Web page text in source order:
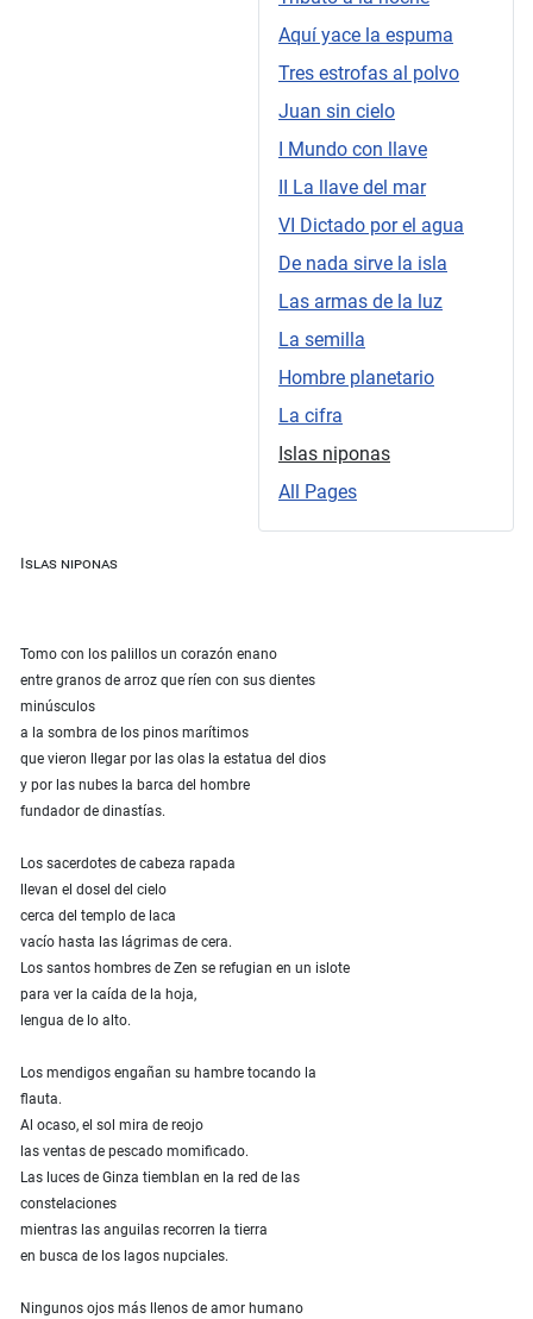
Aquí yace la espuma
Tres estrofas al polvo
Juan sin cielo
I Mundo con llave
II La llave del mar
VI Dictado por el agua
De nada sirve la isla
Las armas de la luz
La semilla
Hombre planetario
La cifra
Islas niponas
All Pages
Islas niponas
Tomo con los palillos un corazón enano
entre granos de arroz que ríen con sus dientes
minúsculos
a la sombra de los pinos marítimos
que vieron llegar por las olas la estatua del dios
y por las nubes la barca del hombre
fundador de dinastías.
Los sacerdotes de cabeza rapada
llevan el dosel del cielo
cerca del templo de laca
vacío hasta las lágrimas de cera.
Los santos hombres de Zen se refugian en un islote
para ver la caída de la hoja,
lengua de lo alto.
Los mendigos engañan su hambre tocando la
flauta.
Al ocaso, el sol mira de reojo
las ventas de pescado momificado.
Las luces de Ginza tiemblan en la red de las
constelaciones
mientras las anguilas recorren la tierra
en busca de los lagos nupciales.
Ningunos ojos más llenos de amor humano